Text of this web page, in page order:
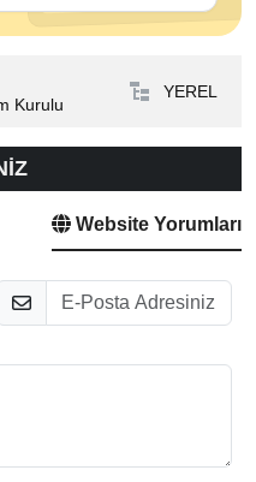
Kurulu
YEREL
Website Yorumları
E-Posta